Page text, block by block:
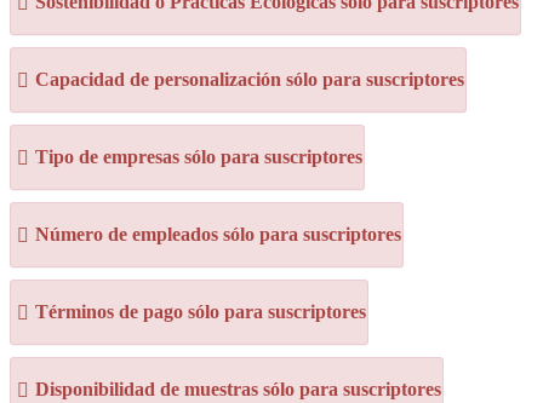
Capacidad de personalización sólo para suscriptores
Tipo de empresas sólo para suscriptores
Número de empleados sólo para suscriptores
Términos de pago sólo para suscriptores
Disponibilidad de muestras sólo para suscriptores